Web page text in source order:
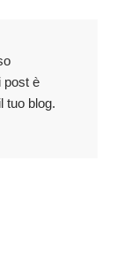
post è
tuo blog.